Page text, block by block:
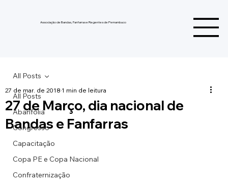
Associação de Bandas, Fanfarras e Regentes de Pernambuco
All Posts
Abanfolia
Congresso
Capacitação
Copa PE e Copa Nacional
Confraternização
All Posts
27 de Março, dia nacional de
Bandas e Fanfarras
27 de mar. de 20181 min de leitura